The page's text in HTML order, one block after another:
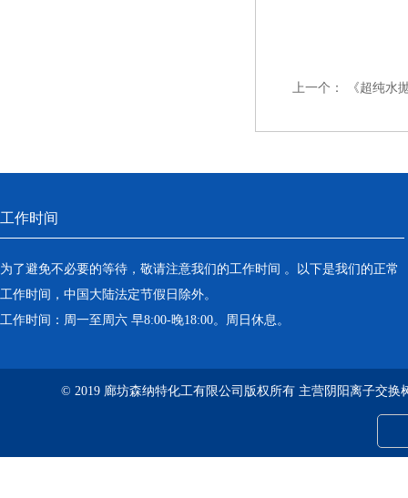
上一个： 《超纯水
工作时间
为了避免不必要的等待，敬请注意我们的工作时间 。以下是我们的正常
工作时间，中国大陆法定节假日除外。
工作时间：周一至周六 早8:00-晚18:00。周日休息。
© 2019 廊坊森纳特化工有限公司版权所有 主营阴阳离子交换